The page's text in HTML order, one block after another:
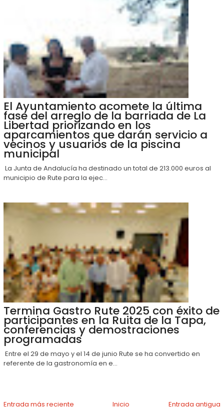
El Ayuntamiento acomete la última
fase del arreglo de la barriada de La
Libertad priorizando en los
aparcamientos que darán servicio a
vecinos y usuarios de la piscina
municipal
La Junta de Andalucía ha destinado un total de 213.000 euros al
municipio de Rute para la ejec...
Termina Gastro Rute 2025 con éxito de
participantes en la Ruita de la Tapa,
conferencias y demostraciones
programadas
Entre el 29 de mayo y el 14 de junio Rute se ha convertido en
referente de la gastronomía en e...
Entrada más reciente Entrada antigua
Inicio